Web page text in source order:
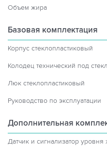
Объем жира
Базовая комплектация
Корпус стеклопластиковый
Колодец технический под
Люк стеклопластиковый
Руководство по эксплуатации
Дополнительная
Датчик и сигнализатор уровня